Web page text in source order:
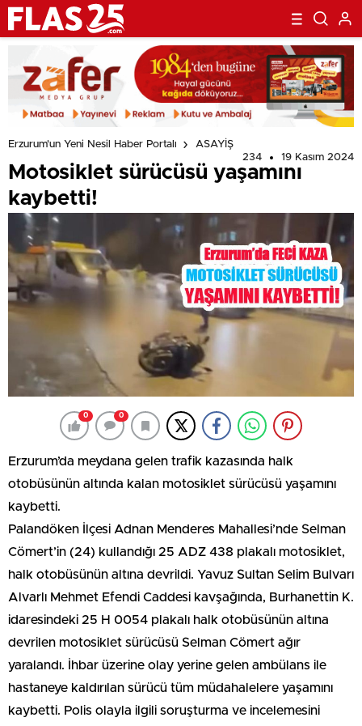
Erzurum'un Yeni Nesil Haber Portalı
ASAYİŞ
234
19 Kasım 2024
Motosiklet sürücüsü yaşamını
kaybetti!
0 0
Erzurum’da meydana gelen trafik kazasında halk
otobüsünün altında kalan motosiklet sürücüsü yaşamını
kaybetti.
Palandöken İlçesi Adnan Menderes Mahallesi’nde Selman
Cömert’in (24) kullandığı 25 ADZ 438 plakalı motosiklet,
halk otobüsünün altına devrildi. Yavuz Sultan Selim Bulvarı
Alvarlı Mehmet Efendi Caddesi kavşağında, Burhanettin K.
idaresindeki 25 H 0054 plakalı halk otobüsünün altına
devrilen motosiklet sürücüsü Selman Cömert ağır
yaralandı. İhbar üzerine olay yerine gelen ambülans ile
hastaneye kaldırılan sürücü tüm müdahalelere yaşamını
kaybetti. Polis olayla ilgili soruşturma ve incelemesini